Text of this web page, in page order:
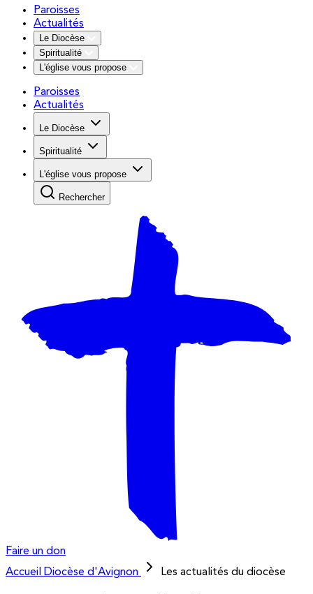
Paroisses
Actualités
Le Diocèse
Spiritualité
L'église vous propose
Paroisses
Actualités
Le Diocèse
Spiritualité
L'église vous propose
Rechercher
Faire un don
Accueil
Diocèse d'Avignon Les actualités du diocèse